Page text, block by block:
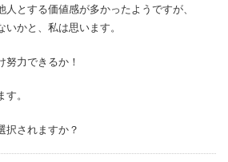
とする価値感が多かったようですが、
かと、私は思います。
力できるか！
。
択されますか？